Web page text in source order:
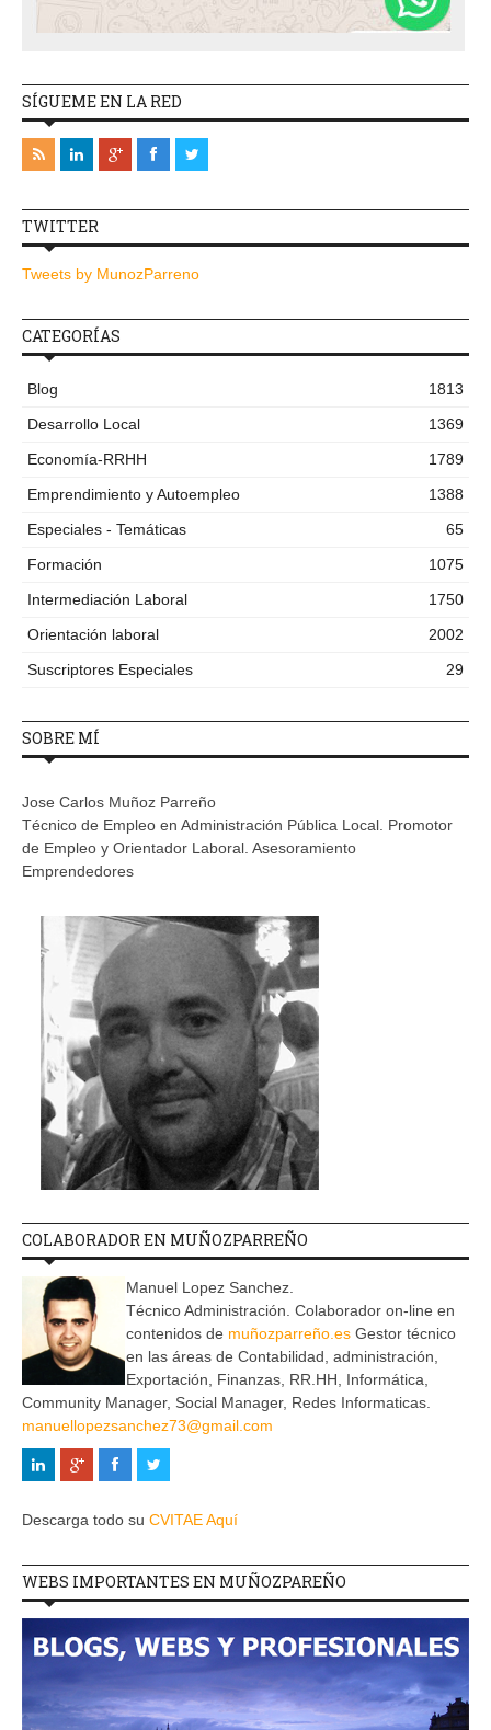
SÍGUEME EN LA RED
TWITTER
Tweets by MunozParreno
CATEGORÍAS
Blog
1813
Desarrollo Local
1369
Economía-RRHH
1789
Emprendimiento y Autoempleo
1388
Especiales - Temáticas
65
Formación
1075
Intermediación Laboral
1750
Orientación laboral
2002
Suscriptores Especiales
29
SOBRE MÍ
Jose Carlos Muñoz Parreño
Técnico de Empleo en Administración Pública Local. Promotor
de Empleo y Orientador Laboral. Asesoramiento
Emprendedores
COLABORADOR EN MUÑOZPARREÑO
Manuel Lopez Sanchez.
Técnico Administración. Colaborador on-line en
contenidos de muñozparreño.es Gestor técnico
en las áreas de Contabilidad, administración,
Exportación, Finanzas, RR.HH, Informática,
Community Manager, Social Manager, Redes Informaticas.
manuellopezsanchez73@gmail.com
Descarga todo su CVITAE Aquí
WEBS IMPORTANTES EN MUÑOZPAREÑO